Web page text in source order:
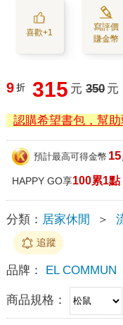
喜歡+1
寫評價
賺金幣
9 折 315 元 350 元
認購希望書包，幫
預計最高可得金幣 15
HAPPY GO享100累1點
分類： 居家休閒 ＞
追蹤
品牌： EL COMMUN
商品規格：